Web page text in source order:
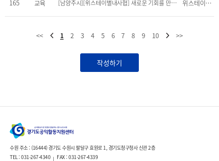
165 교육 [남양주시][위스테이별내사협] 새로운 기회를 만드는 개인 브랜딩 참가자 모집 위스테이별내
<< 1 2 3 4 5 6 7 8 9 10 >>
작성하기
수원 주소 : (16444) 경기도 수원시 팔달구 효원로 1, 경기도청구청사 신관 2층
TEL : 031-267-4340 | FAX : 031-267-4339